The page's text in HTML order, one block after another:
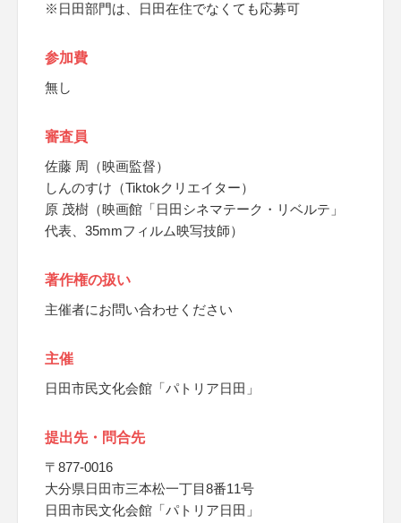
※日田部門は、日田在住でなくても応募可
参加費
無し
審査員
佐藤 周（映画監督）
しんのすけ（Tiktokクリエイター）
原 茂樹（映画館「日田シネマテーク・リベルテ」
代表、35mmフィルム映写技師）
著作権の扱い
主催者にお問い合わせください
主催
日田市民文化会館「パトリア日田」
提出先・問合先
〒877-0016
大分県日田市三本松一丁目8番11号
日田市民文化会館「パトリア日田」